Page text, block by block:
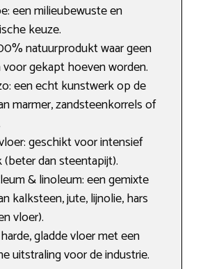
een milieubewuste en
keuze.
natuurprodukt waar geen
gekapt hoeven worden.
een echt kunstwerk op de
marmer, zandsteenkorrels of
geschikt voor intensief
(beter dan steentapijt).
& linoleum: een gemixte
kalksteen, jute, lijnolie, hars
vloer).
gladde vloer met een
uitstraling voor de industrie.